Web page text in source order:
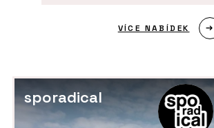
VÍCE NABÍDEK
sporadical